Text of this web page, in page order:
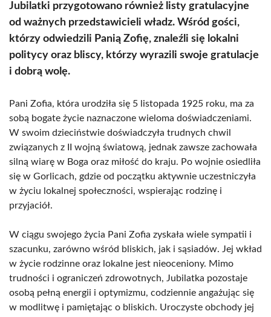
Jubilatki przygotowano również listy gratulacyjne
od ważnych przedstawicieli władz. Wśród gości,
którzy odwiedzili Panią Zofię, znaleźli się lokalni
politycy oraz bliscy, którzy wyrazili swoje gratulacje
i dobrą wolę.
Pani Zofia, która urodziła się 5 listopada 1925 roku, ma za
sobą bogate życie naznaczone wieloma doświadczeniami.
W swoim dzieciństwie doświadczyła trudnych chwil
związanych z II wojną światową, jednak zawsze zachowała
silną wiarę w Boga oraz miłość do kraju. Po wojnie osiedliła
się w Gorlicach, gdzie od początku aktywnie uczestniczyła
w życiu lokalnej społeczności, wspierając rodzinę i
przyjaciół.
W ciągu swojego życia Pani Zofia zyskała wiele sympatii i
szacunku, zarówno wśród bliskich, jak i sąsiadów. Jej wkład
w życie rodzinne oraz lokalne jest nieoceniony. Mimo
trudności i ograniczeń zdrowotnych, Jubilatka pozostaje
osobą pełną energii i optymizmu, codziennie angażując się
w modlitwę i pamiętając o bliskich. Uroczyste obchody jej